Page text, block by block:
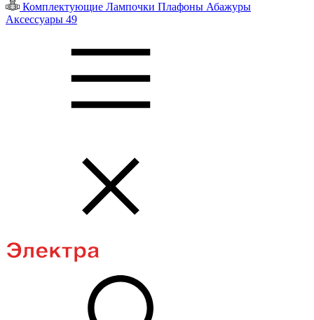
Комплектующие Лампочки Плафоны Абажуры
Аксессуары 49